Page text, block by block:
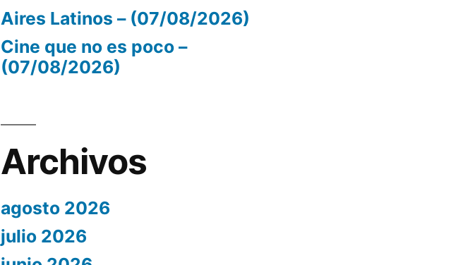
Aires Latinos – (07/08/2026)
Cine que no es poco –
(07/08/2026)
Archivos
agosto 2026
julio 2026